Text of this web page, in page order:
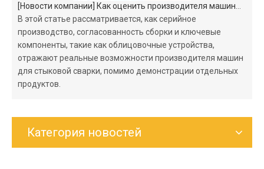
[Новости компании
Как оценить производителя машины для стыковой сварки по условиям производства
В этой статье рассматривается, как серийное
производство, согласованность сборки и ключевые
компоненты, такие как облицовочные устройства,
отражают реальные возможности производителя машин
для стыковой сварки, помимо демонстрации отдельных
продуктов.
Категория новостей